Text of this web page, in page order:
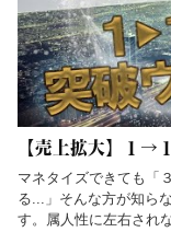
【売上拡大】１→
マネタイズできても「
る...」そんな方が知ら
す。属人性に左右され